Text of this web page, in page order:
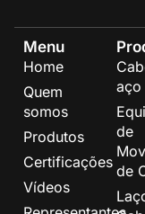
Menu
Home
Quem
somos
Produtos
Certificações
Vídeos
aço
de
de